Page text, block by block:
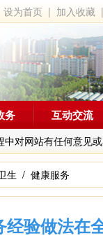
设为首页 | 加入收藏
对网站有任何意见或
务 互动交流
生 / 健康服务
验做法在